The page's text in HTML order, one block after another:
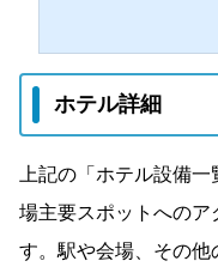
ホテル詳細
上記の「 ホテル設備一
場主要スポットへのア
す。 駅や会場、その他